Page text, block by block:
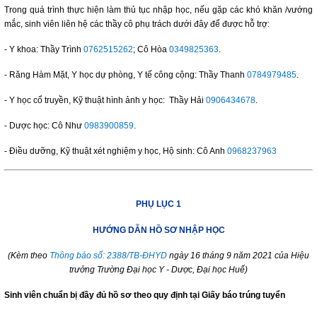
Trong quá trình thực hiện làm thủ tục nhập học, nếu gặp các khó khăn /vướng
mắc, sinh viên liên hệ các thầy cô phụ trách dưới đây để được hỗ trợ:
- Y khoa: Thầy Trình 0762515262; Cô Hòa 0349825363.
- Răng Hàm Mặt, Y học dự phòng, Y tế công cộng: Thầy Thanh 0784979485.
- Y học cổ truyền, Kỹ thuật hình ảnh y học: Thầy Hải 0906434678.
- Dược học: Cô Như 0983900859.
- Điều dưỡng, Kỹ thuật xét nghiệm y học, Hộ sinh: Cô Anh 0968237963
PHỤ LỤC 1
HƯỚNG DẪN HỒ SƠ NHẬP HỌC
(Kèm theo Thông báo số: 2388/TB-ĐHYD ngày 16 tháng 9 năm 2021 của Hiệu
trưởng Trường Đại học Y - Dược, Đại học Huế)
Sinh viên chuẩn bị đầy đủ hồ sơ theo quy định tại Giấy báo trúng tuyển